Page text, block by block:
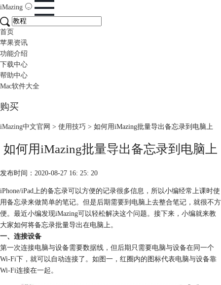
iMazing
首页
苹果资讯
功能介绍
下载中心
帮助中心
Mac软件大全
购买
iMazing中文官网 > 使用技巧 > 如何用iMazing批量导出备忘录到电脑上
如何用iMazing批量导出备忘录到电脑上
发布时间：2020-08-27 16: 25: 20
iPhone/iPad上的备忘录可以方便的记录很多信息，所以小编经常上课时使
用备忘录来做简单的笔记。但是后期需要到电脑上去整合笔记，就很不方
便。最近小编发现iMazing可以轻松解决这个问题。接下来，小编就来教
大家如何将备忘录批量导出在电脑上。
一、连接设备
第一次连接电脑与设备需要数据线，但后期只需要电脑与设备在同一个
Wi-Fi下，就可以自动连接了。如图一，红圈内的图标代表电脑与设备靠
Wi-Fi连接在一起。